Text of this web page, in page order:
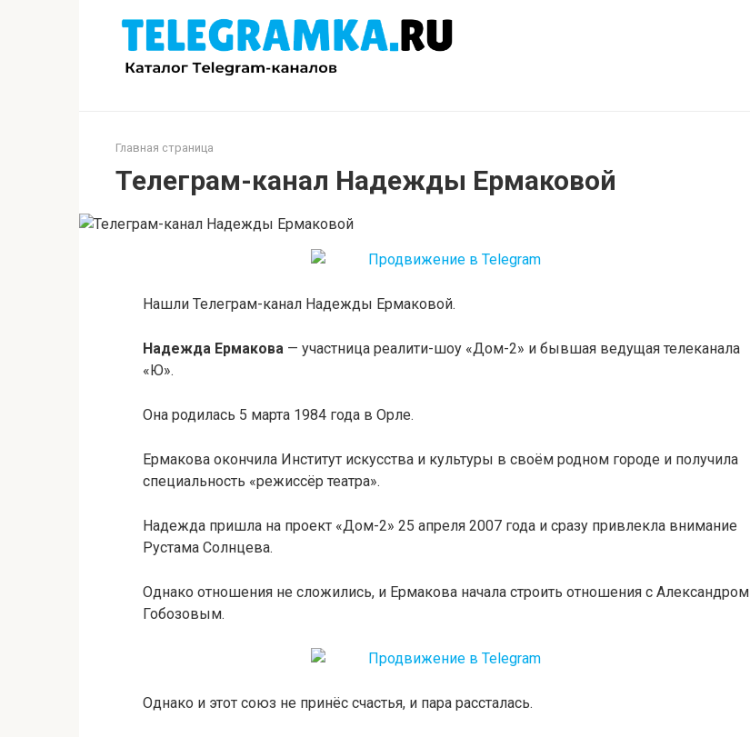
Главная страница
Телеграм-канал Надежды Ермаковой
Нашли Телеграм-канал Надежды Ермаковой.
Надежда Ермакова — участница реалити-шоу «Дом-2» и бывшая ведущая телеканала
«Ю».
Она родилась 5 марта 1984 года в Орле.
Ермакова окончила Институт искусства и культуры в своём родном городе и получила
специальность «режиссёр театра».
Надежда пришла на проект «Дом-2» 25 апреля 2007 года и сразу привлекла внимание
Рустама Солнцева.
Однако отношения не сложились, и Ермакова начала строить отношения с Александром
Гобозовым.
Однако и этот союз не принёс счастья, и пара рассталась.